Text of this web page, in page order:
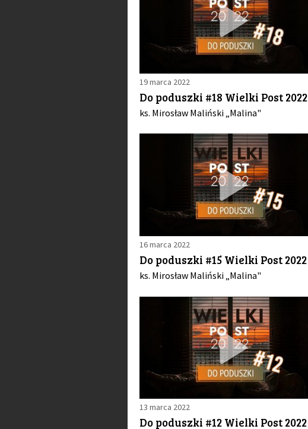
19 marca 2022
Do poduszki #18 Wielki Post 2022
ks. Mirosław Maliński „Malina"
16 marca 2022
Do poduszki #15 Wielki Post 2022
ks. Mirosław Maliński „Malina"
13 marca 2022
Do poduszki #12 Wielki Post 2022